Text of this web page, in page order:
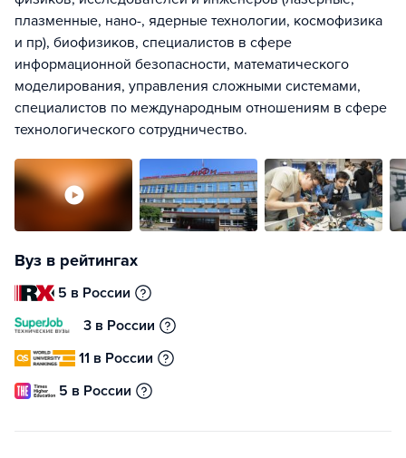
плазменные, нано-, ядерные технологии, космофизика
и пр), биофизиков, специалистов в сфере
информационной безопасности, математического
моделирования, управления сложными системами,
специалистов по международным отношениям в сфере
технологического сотрудничество.
Вуз в рейтингах
5 в России
3 в России
11 в России
5 в России